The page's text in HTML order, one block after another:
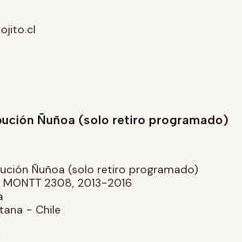
Ñuñoa (solo retiro programado)
Ñuñoa (solo retiro programado)
MONTT 2308, 2013-2016
- Chile